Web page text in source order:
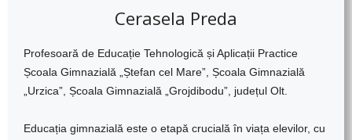
Cerasela Preda
Profesoară de Educație Tehnologică și Aplicații Practice
Școala Gimnazială „Ștefan cel Mare”, Școala Gimnazială
„Urzica”, Școala Gimnazială „Grojdibodu”, județul Olt.
Educația gimnazială este o etapă crucială în viața elevilor, cu